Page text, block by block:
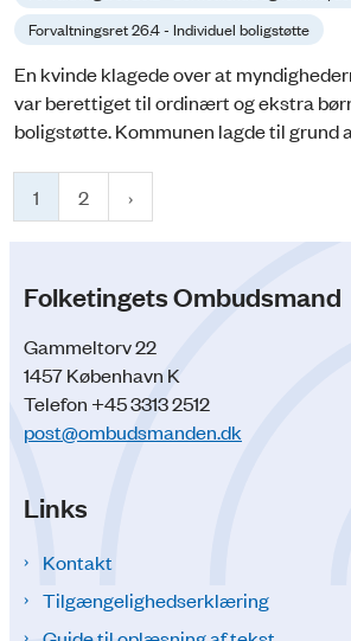
Forvaltningsret 26.4 - Individuel boligstøtte
En kvinde klagede over at
var berettiget til ordinært og ekstra
boligstøtte. Kommunen lagde til grund
1 2
Folketingets Ombudsmand
Gammeltorv 22
1457 København K
Telefon +45 3313 2512
post@ombudsmanden.dk
Links
Kontakt
Tilgængelighedserklæring